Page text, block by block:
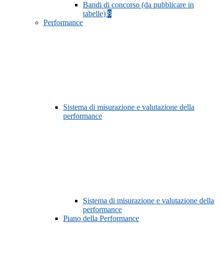
Bandi di concorso (da pubblicare in
tabelle) 8
Performance
Sistema di misurazione e valutazione della
performance
Sistema di misurazione e valutazione della
performance
Piano della Performance